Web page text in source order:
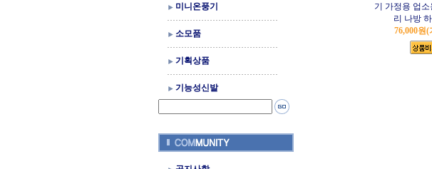
미니온풍기
소모품
기획상품
기능성신발
기 가정용 업
리 나방
76,000원(